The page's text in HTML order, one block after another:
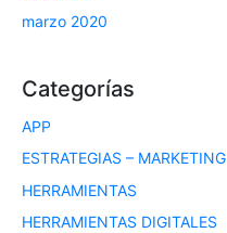
marzo 2020
Categorías
APP
ESTRATEGIAS – MARKETING
HERRAMIENTAS
HERRAMIENTAS DIGITALES